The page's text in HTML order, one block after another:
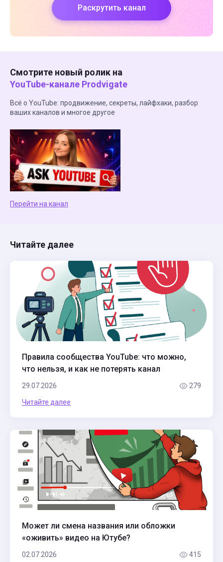
Раскрутить канал
Смотрите новый ролик на
YouTube-канале Prodvigate
Всё о YouTube: продвижение, секреты, лайфхаки, разбор
ваших каналов и многое другое
Перейти на канал
Читайте далее
Правила сообщества YouTube: что можно,
что нельзя, и как не потерять канал
29.07.2026 279
Читайте далее
Может ли смена названия или обложки
«оживить» видео на Ютубе?
02.07.2026 415